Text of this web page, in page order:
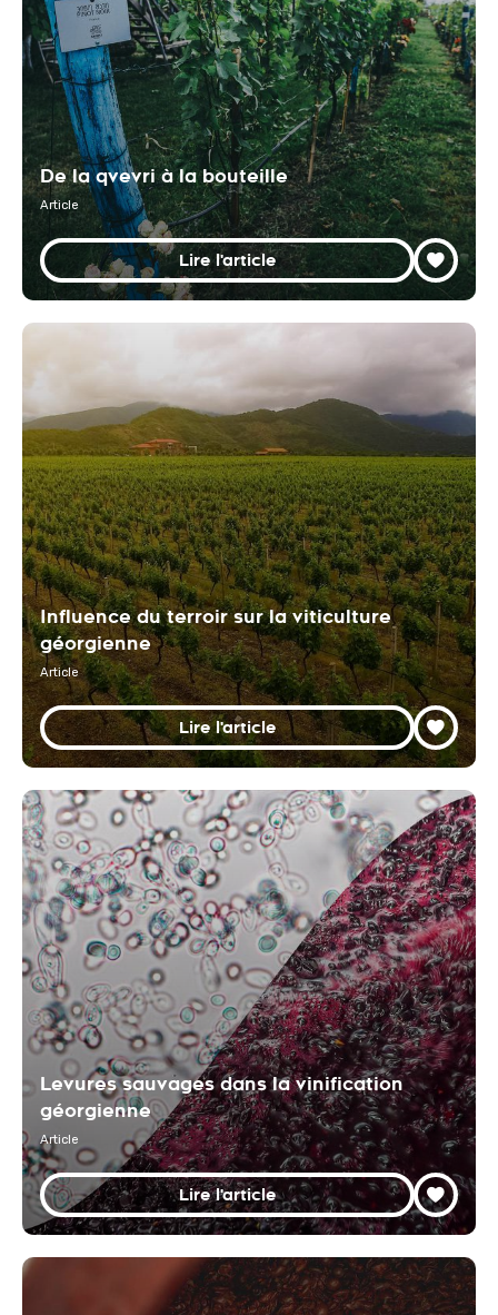
De la qvevri à la bouteille
Article
Lire l'article
Influence du terroir sur la viticulture
géorgienne
Article
Lire l'article
Levures sauvages dans la vinification
géorgienne
Article
Lire l'article